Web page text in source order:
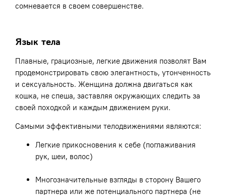
сомневается в своем совершенстве.
Язык тела
Плавные, грациозные, легкие движения позволят Вам
продемонстрировать свою элегантность, утонченность
и сексуальность. Женщина должна двигаться как
кошка, не спеша, заставляя окружающих следить за
своей походкой и каждым движением руки.
Самыми эффективными телодвижениями являются:
Легкие прикосновения к себе (поглаживания
рук, шеи, волос)
Многозначительные взгляды в сторону Вашего
партнера или же потенциального партнера (не